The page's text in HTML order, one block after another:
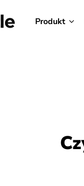
Produkt